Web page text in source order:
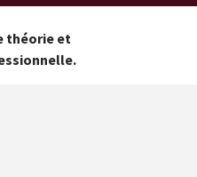
théorie et